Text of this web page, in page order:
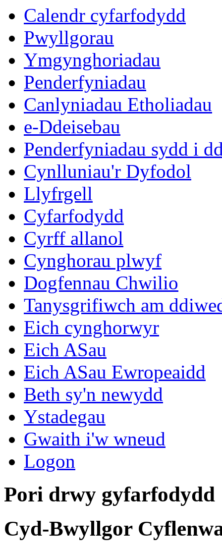
Calendr cyfarfodydd
Pwyllgorau
Ymgynghoriadau
Penderfyniadau
Canlyniadau Etholiadau
e-Ddeisebau
Penderfyniadau sydd i
Cynlluniau'r Dyfodol
Llyfrgell
Cyfarfodydd
Cyrff allanol
Cynghorau plwyf
Dogfennau Chwilio
Tanysgrifiwch am
Eich cynghorwyr
Eich ASau
Eich ASau Ewropeaidd
Beth sy'n newydd
Ystadegau
Gwaith i'w wneud
Logon
Pori drwy gyfarfodydd
Cyd-Bwyllgor